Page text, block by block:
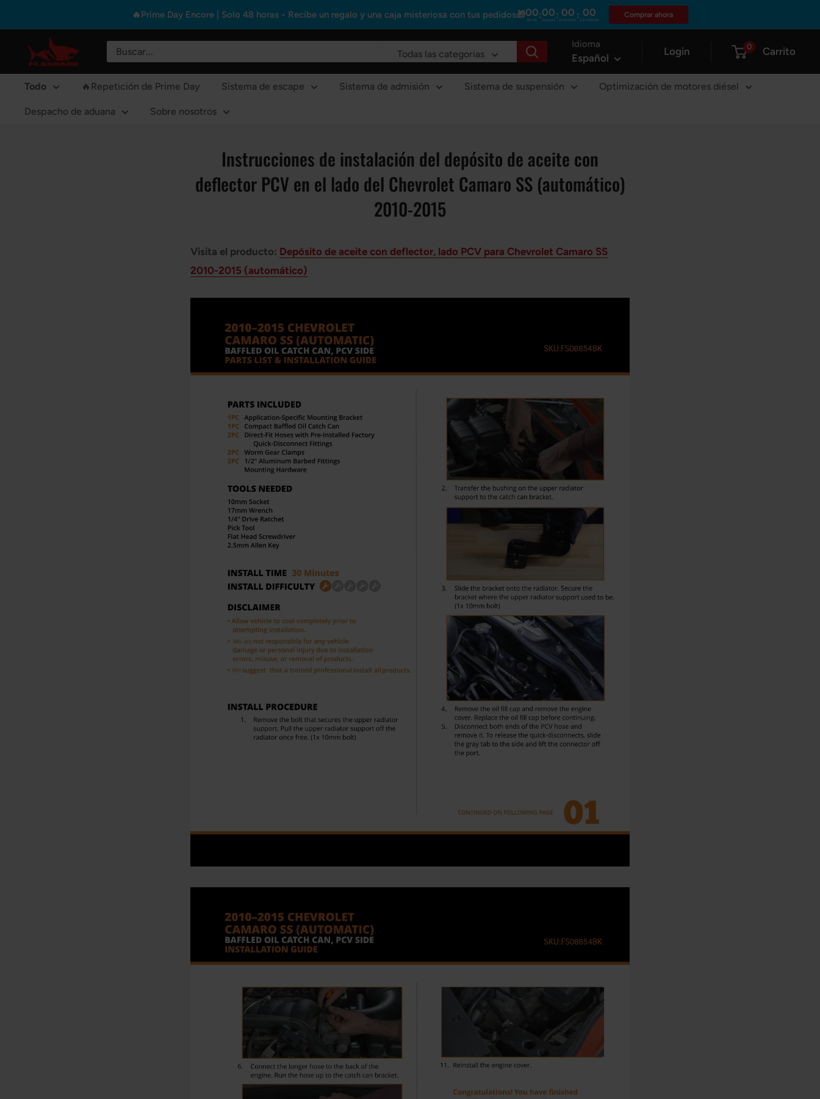
contenido
🔥Prime Day Encore | Solo 48 horas • Recibe un regalo y una caja misteriosa con tus pedidos🎁00
DAYS :00
HOURS : 00
MINUTES : 00
SECONDS
Comprar ahora
Flashark
Todas las categorias
Idioma
Español
Login 0 Carrito
Todo 🔥Repetición de Prime Day Sistema de escape Sistema de admisión Sistema de suspensión Optimización de motores diésel
Despacho de aduana Sobre nosotros
Instrucciones de instalación del depósito de aceite con
deflector PCV en el lado del Chevrolet Camaro SS (automático)
2010-2015
Visita el producto: Depósito de aceite con deflector, lado PCV para Chevrolet Camaro SS
2010-2015 (automático)